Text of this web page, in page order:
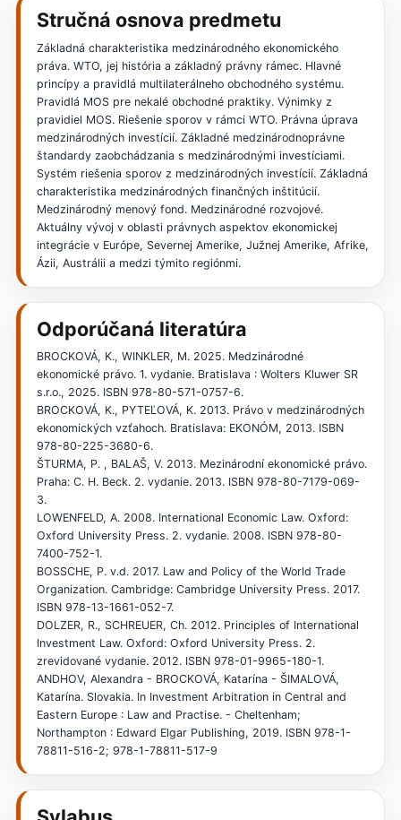
Stručná osnova predmetu
Základná charakteristika medzinárodného ekonomického
práva. WTO, jej história a základný právny rámec. Hlavné
princípy a pravidlá multilaterálneho obchodného systému.
Pravidlá MOS pre nekalé obchodné praktiky. Výnimky z
pravidiel MOS. Riešenie sporov v rámci WTO. Právna úprava
medzinárodných investícií. Základné medzinárodnoprávne
štandardy zaobchádzania s medzinárodnými investíciami.
Systém riešenia sporov z medzinárodných investícií. Základná
charakteristika medzinárodných finančných inštitúcií.
Medzinárodný menový fond. Medzinárodné rozvojové.
Aktuálny vývoj v oblasti právnych aspektov ekonomickej
integrácie v Európe, Severnej Amerike, Južnej Amerike, Afrike,
Ázii, Austrálii a medzi týmito regiónmi.
Odporúčaná literatúra
BROCKOVÁ, K., WINKLER, M. 2025. Medzinárodné
ekonomické právo. 1. vydanie. Bratislava : Wolters Kluwer SR
s.r.o., 2025. ISBN 978-80-571-0757-6.
BROCKOVÁ, K., PYTEĽOVÁ, K. 2013. Právo v medzinárodných
ekonomických vzťahoch. Bratislava: EKONÓM, 2013. ISBN
978-80-225-3680-6.
ŠTURMA, P. , BALAŠ, V. 2013. Mezinárodní ekonomické právo.
Praha: C. H. Beck. 2. vydanie. 2013. ISBN 978-80-7179-069-
3.
LOWENFELD, A. 2008. International Economic Law. Oxford:
Oxford University Press. 2. vydanie. 2008. ISBN 978-80-
7400-752-1.
BOSSCHE, P. v.d. 2017. Law and Policy of the World Trade
Organization. Cambridge: Cambridge University Press. 2017.
ISBN 978-13-1661-052-7.
DOLZER, R., SCHREUER, Ch. 2012. Principles of International
Investment Law. Oxford: Oxford University Press. 2.
zrevidované vydanie. 2012. ISBN 978-01-9965-180-1.
ANDHOV, Alexandra - BROCKOVÁ, Katarína - ŠIMALOVÁ,
Katarína. Slovakia. In Investment Arbitration in Central and
Eastern Europe : Law and Practise. - Cheltenham;
Northampton : Edward Elgar Publishing, 2019. ISBN 978-1-
78811-516-2; 978-1-78811-517-9